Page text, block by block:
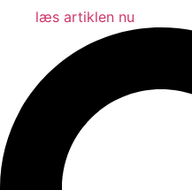
læs artiklen nu